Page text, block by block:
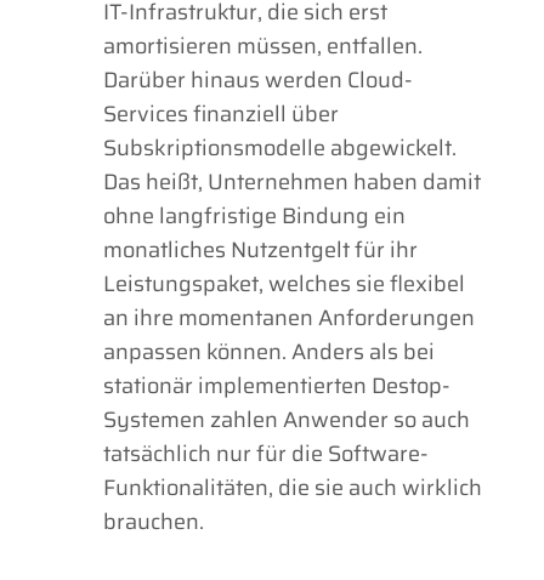
IT-Infrastruktur, die sich erst
amortisieren müssen, entfallen.
Darüber hinaus werden Cloud-
Services finanziell über
Subskriptionsmodelle abgewickelt.
Das heißt, Unternehmen haben damit
ohne langfristige Bindung ein
monatliches Nutzentgelt für ihr
Leistungspaket, welches sie flexibel
an ihre momentanen Anforderungen
anpassen können. Anders als bei
stationär implementierten Destop-
Systemen zahlen Anwender so auch
tatsächlich nur für die Software-
Funktionalitäten, die sie auch wirklich
brauchen.